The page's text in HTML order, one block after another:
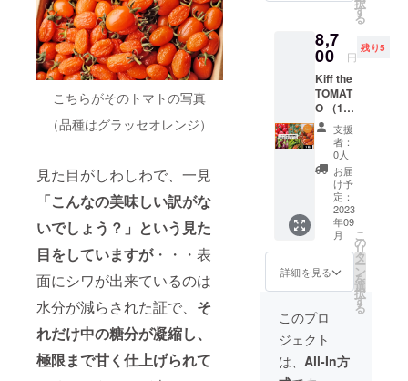
こちらがそのトマトの写真
（品種はグラッセオレンジ）
見た目がしわしわで、一見
「こんなの美味しい訳がな
いでしょう？」という見た
目をしていますが・・・表
面にシワが出来ているのは
水分が減らされた証で、 そ
れだけ中の糖分が凝縮し、
極限まで甘く仕上げられて
り傷み
が早い
ためで
きるだ
け早く
お召し
上がり
下さ
い）。
チルド
品のた
め、要
冷蔵保
管品と
なりま
す。 ・
ファー
せセッ
ｋｇ）
内容
例：か
ム雫よ
でき次
第随時
直送い
たしま
す。 賞
味期限
はお届
けから
約1週間
（完熟
してお
り傷み
が早い
ためで
きるだ
け早く
お召し
い）。
チルド
品のた
め、要
冷蔵保
す
る
8,7
00 円
残り5
Kiff the
TOMAT
O （16
粒入）
２箱 +
ファー
ム雫の
野菜詰
合せ
セット
５ｋｇ
（送
料、消
費税込
みの価
格で
す） 北
海道
産 生
産者の
ファー
支援
者：
0人
お届
け予
定：
2023
年09
月
詳細を見る
こ
の
リ
タ
ー
ン
を
選
択
す
る
このプロ
ジェクト
は、 All-In方